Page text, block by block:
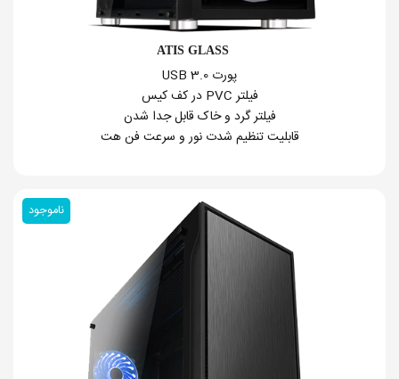
ATIS GLASS
پورت USB 3.0
فیلتر PVC در کف کیس
فیلتر گرد و خاک قابل جدا شدن
قابلیت تنظیم شدت نور و سرعت فن هت
ناموجود